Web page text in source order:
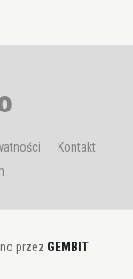
Kontakt
przez GEMBIT